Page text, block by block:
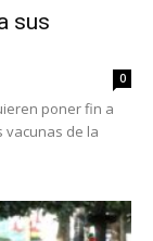
sus
0
poner fin a
vacunas de la